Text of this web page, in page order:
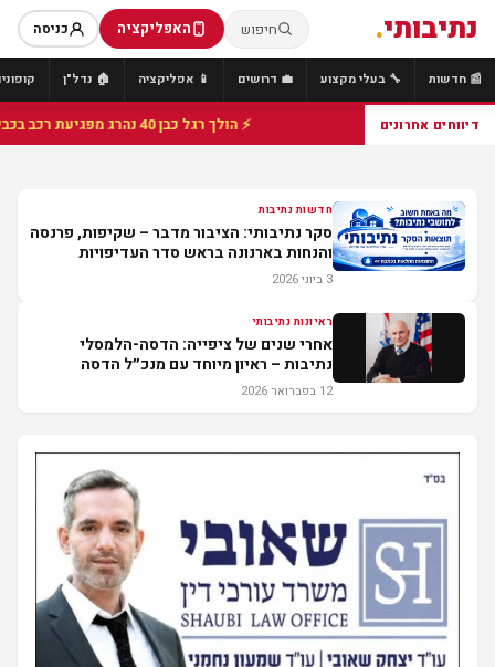
נתיבותי. חיפוש האפליקציה כניסה
📰 חדשות 🔧 בעלי מקצוע 💼 דרושים 📱 אפליקציה 🏠 נדל"ן
דיווחים אחרונים ⚡ הולך רגל כבן 40 נהרג מפגיעת רכב בכביש 25 סמוך לצומת הנשיא, מתנדבי זק"א פועלו בזירה
חדשות נתיבות
סקר נתיבותי: הציבור מדבר – שקיפות, פרנסה
והנחות בארנונה בראש סדר העדיפויות
3 ביוני 2026
ראיונות נתיבותי
אחרי שנים של ציפייה: הדסה-הלמסלי
נתיבות – ראיון מיוחד עם מנכ״ל הדסה
12 בפברואר 2026